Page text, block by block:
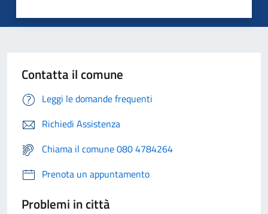
Contatta il comune
Leggi le domande frequenti
Richiedi Assistenza
Chiama il comune 080 4784264
Prenota un appuntamento
Problemi in città